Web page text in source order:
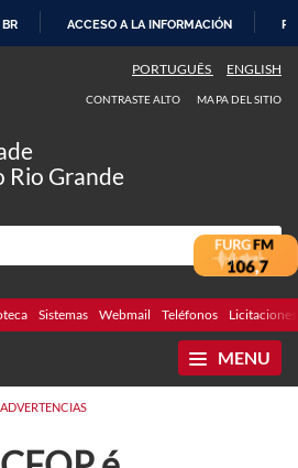
CONTENIDO
ACCESO A LA INFORMACIÓN
PORTUGUÊS ENGLISH
CONTRASTE ALTO MAPA DEL SITIO
Rio Grande
Sistemas Webmail Teléfonos Licitaciones
MENU
ADVERTENCIAS